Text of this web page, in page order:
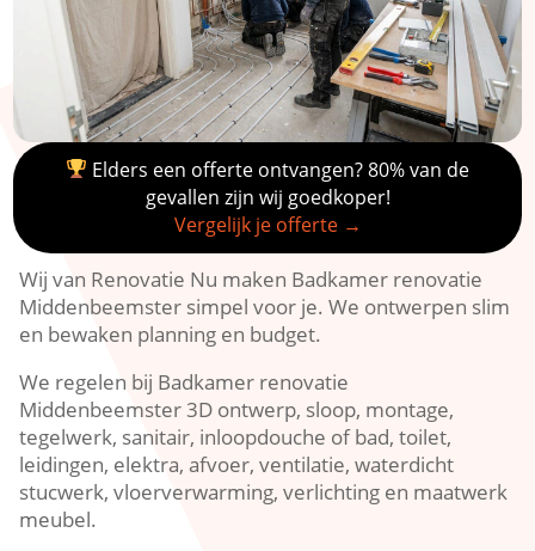
Elders een offerte ontvangen? 80% van de
gevallen zijn wij goedkoper!
Vergelijk je offerte →
Wij van Renovatie Nu maken Badkamer renovatie
Middenbeemster simpel voor je.​ We ontwerpen slim
en bewaken planning en budget.​
We regelen bij Badkamer renovatie
Middenbeemster 3D ontwerp, sloop, montage,
tegelwerk, sanitair, inloopdouche of bad, toilet,
leidingen, elektra, afvoer, ventilatie, waterdicht
stucwerk, vloerverwarming, verlichting en maatwerk
meubel.​